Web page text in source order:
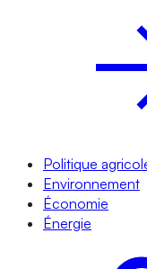
Politique
Environnement
Économie
Énergie